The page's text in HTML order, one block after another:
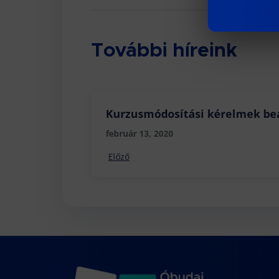
További híreink
Kurzusmódosítási kérelmek
február 13, 2020
Előző